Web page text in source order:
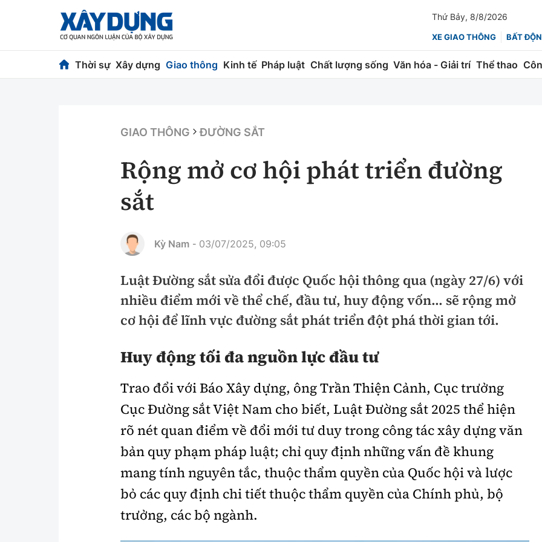
Thứ Bảy, 8/8/2026
XE GIAO THÔNG BẤT
Thời sự Xây dựng Giao thông Kinh tế Pháp luật Chất lượng sống Văn hóa - Giải trí Thể thao
Chuyện dọc đường
Chỉ đạo điều hành
Vật liệu xây dựng Hàng không
Đường thủy
Hàng hải
Mời thầu - Đấu thầu
Thi viết về Ngành
Chứng khoán
An toàn giao thông
Văn hóa giao thông
Lái xe an toàn
Chung tay vì ATGT
Gương sáng giao thông
xem thêm
Thể thao Công nghệ
GIAO THÔNG ĐƯỜNG SẮT
Rộng mở cơ hội phát triển đường
sắt
Kỳ Nam - 03/07/2025, 09:05
Luật Đường sắt sửa đổi được Quốc hội thông qua (ngày 27/6) với
nhiều điểm mới về thể chế, đầu tư, huy động vốn… sẽ rộng mở
cơ hội để lĩnh vực đường sắt phát triển đột phá thời gian tới.
Huy động tối đa nguồn lực đầu tư
Trao đổi với Báo Xây dựng, ông Trần Thiện Cảnh, Cục trưởng
Cục Đường sắt Việt Nam cho biết, Luật Đường sắt 2025 thể hiện
rõ nét quan điểm về đổi mới tư duy trong công tác xây dựng văn
bản quy phạm pháp luật; chỉ quy định những vấn đề khung
mang tính nguyên tắc, thuộc thẩm quyền của Quốc hội và lược
bỏ các quy định chi tiết thuộc thẩm quyền của Chính phủ, bộ
trưởng, các bộ ngành.